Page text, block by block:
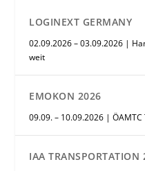
LOGINEXT GERMANY
02.09.2026 – 03.09.2026 |
weit
EMOKON 2026
09.09. – 10.09.2026 |
IAA TRANSPORTATION